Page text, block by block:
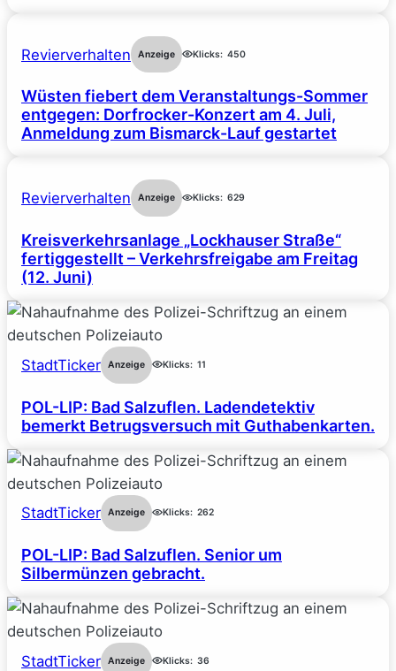
Revierverhalten Anzeige Klicks: 450
Wüsten fiebert dem Veranstaltungs-Sommer
entgegen: Dorfrocker-Konzert am 4. Juli,
Anmeldung zum Bismarck-Lauf gestartet
Revierverhalten Anzeige Klicks: 629
Kreisverkehrsanlage „Lockhauser Straße“
fertiggestellt – Verkehrsfreigabe am Freitag
(12. Juni)
StadtTicker Anzeige Klicks: 11
POL-LIP: Bad Salzuflen. Ladendetektiv
bemerkt Betrugsversuch mit Guthabenkarten.
StadtTicker Anzeige Klicks: 262
POL-LIP: Bad Salzuflen. Senior um
Silbermünzen gebracht.
StadtTicker Anzeige Klicks: 36